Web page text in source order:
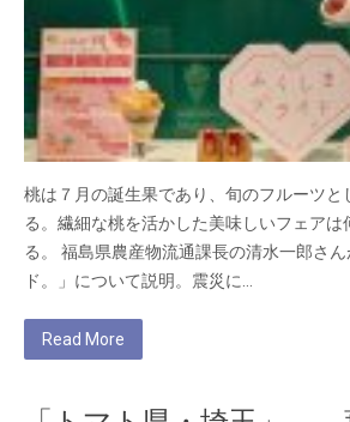
桃は７月の誕生果であり、旬のフルーツと
る。繊細な桃を活かした美味しいフェアは
る。 福島県農産物流通課長の清水一郎さ
ド。」について説明。震災に…
Read More